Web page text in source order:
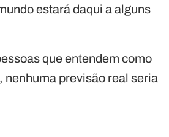
estará daqui a alguns
que entendem como
nenhuma previsão real seria